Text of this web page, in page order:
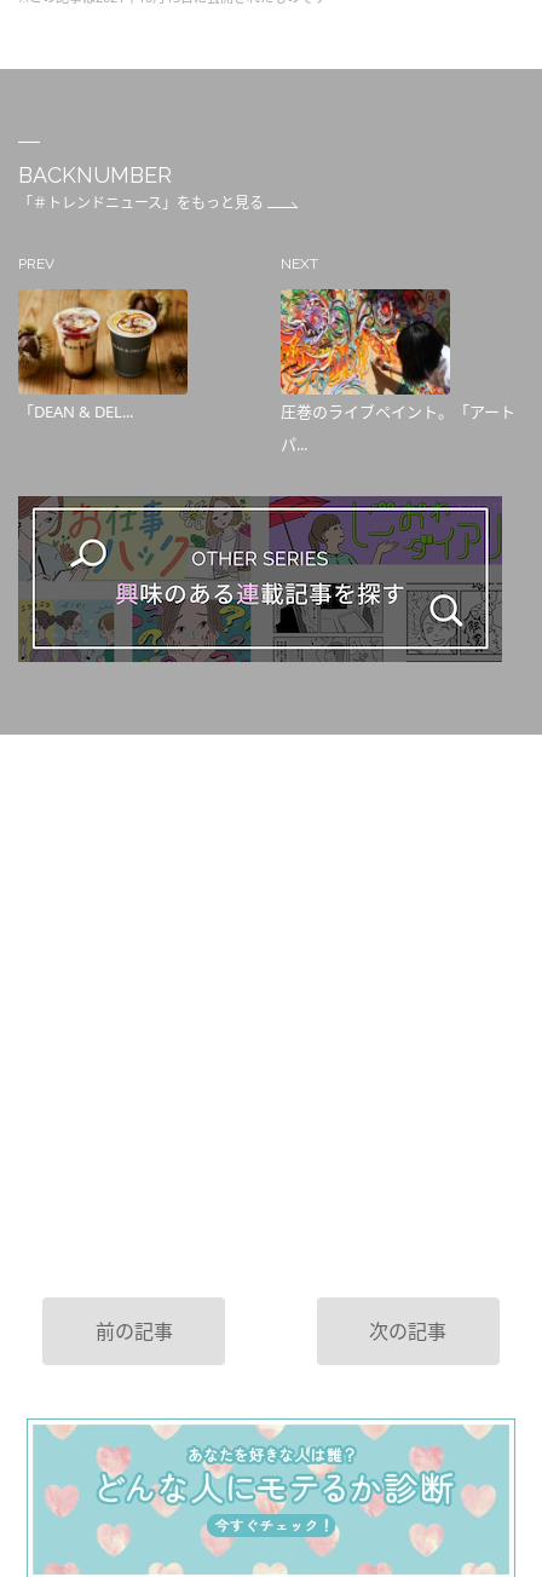
BACKNUMBER
「＃トレンドニュース」をもっと見る
PREV
「DEAN & DEL...
NEXT
圧巻のライブペイント。「アート
パ...
前の記事 次の記事